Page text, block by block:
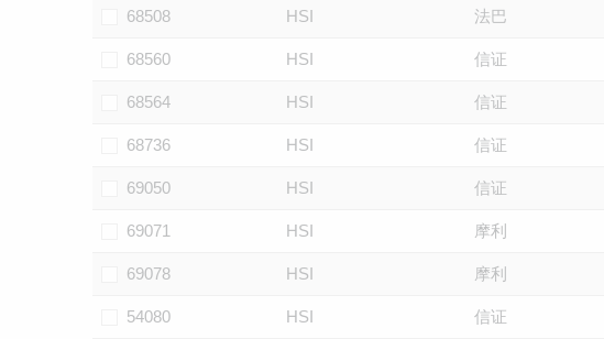
68508 HSI 法巴
68560 HSI 信证
68564 HSI 信证
68736 HSI 信证
69050 HSI 信证
69071 HSI 摩利
69078 HSI 摩利
54080 HSI 信证